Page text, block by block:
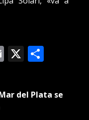
Email
X
del Plata se